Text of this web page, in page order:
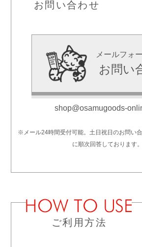
お問い合わせ
メールフォ
お問い
shop@osamugoods-
※メール24時間受付可能。土日祝日のお問い
に順次回答しております。
ご利用方法